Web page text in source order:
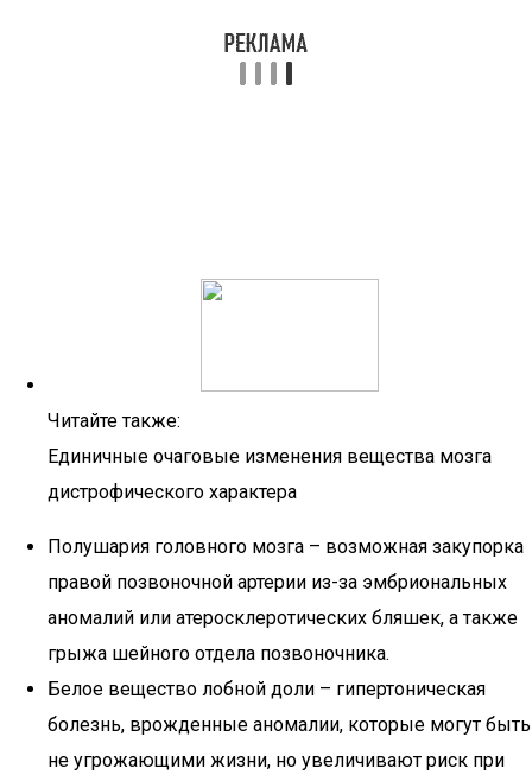
Читайте также:
Единичные очаговые изменения вещества мозга
дистрофического характера
Полушария головного мозга – возможная закупорка
правой позвоночной артерии из-за эмбриональных
аномалий или атеросклеротических бляшек, а также
грыжа шейного отдела позвоночника.
Белое вещество лобной доли – гипертоническая
болезнь, врожденные аномалии, которые могут быть
не угрожающими жизни, но увеличивают риск при